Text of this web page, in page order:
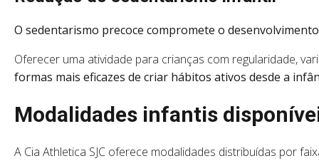
O sedentarismo precoce compromete o
Oferecer uma atividade para crianças com regularidade,
formas mais eficazes de criar hábitos ativos desde a
Modalidades infantis
A Cia Athletica SJC oferece modalidades distribuídas por